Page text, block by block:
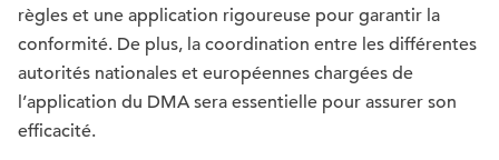
règles et une application rigoureuse pour garantir la
conformité. De plus, la coordination entre les différentes
autorités nationales et européennes chargées de
l’application du DMA sera essentielle pour assurer son
efficacité.